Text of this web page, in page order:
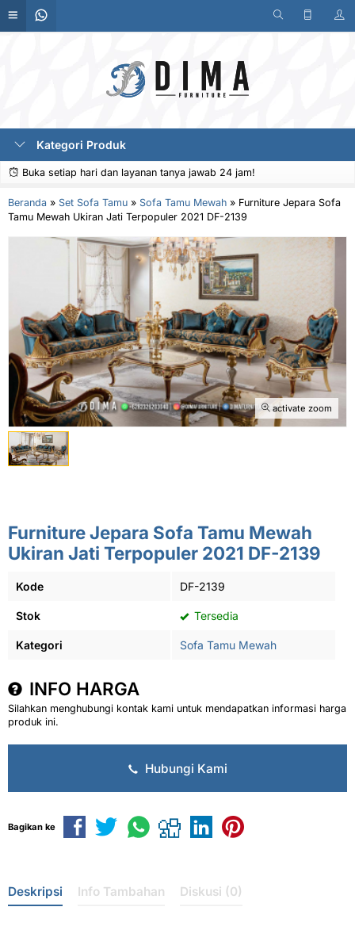
Kategori Produk
Buka setiap hari dan layanan tanya jawab 24 jam!
Beranda » Set Sofa Tamu » Sofa Tamu Mewah » Furniture Jepara Sofa
Tamu Mewah Ukiran Jati Terpopuler 2021 DF-2139
activate zoom
Furniture Jepara Sofa Tamu Mewah
Ukiran Jati Terpopuler 2021 DF-2139
Kode DF-2139
Stok Tersedia
Kategori Sofa Tamu Mewah
INFO HARGA
Silahkan menghubungi kontak kami untuk mendapatkan informasi harga
produk ini.
Hubungi Kami
Bagikan ke
Deskripsi Info Tambahan Diskusi (0)